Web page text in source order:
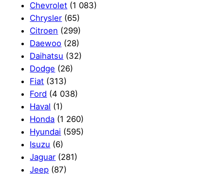
Chevrolet (1 083)
Chrysler (65)
Citroen (299)
Daewoo (28)
Daihatsu (32)
Dodge (26)
Fiat (313)
Ford (4 038)
Haval (1)
Honda (1 260)
Hyundai (595)
Isuzu (6)
Jaguar (281)
Jeep (87)